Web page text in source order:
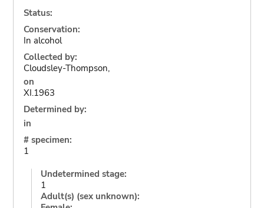
Status:
Conservation:
In alcohol
Collected by:
Cloudsley-Thompson,
on
XI.1963
Determined by:
in
# specimen:
1
Undetermined stage:
1
Adult(s) (sex unknown):